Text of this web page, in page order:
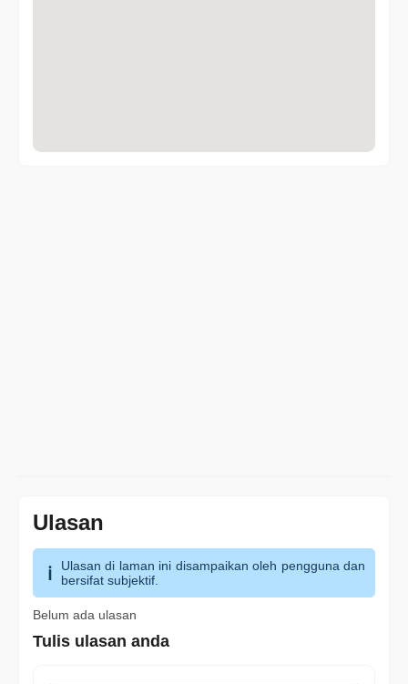
Ulasan
Ulasan di laman ini disampaikan oleh pengguna dan
bersifat subjektif.
Belum ada ulasan
Tulis ulasan anda